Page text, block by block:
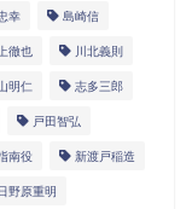
幸 島崎信
徹也 川北義則
明仁 志多三郎
戸田智弘
南役 新渡戸稲造
野原重明